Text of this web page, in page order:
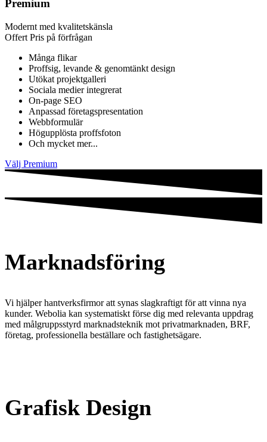
Premium
Modernt med kvalitetskänsla
Offert Pris på förfrågan
Många flikar
Proffsig, levande & genomtänkt design
Utökat projektgalleri
Sociala medier integrerat
On-page SEO
Anpassad företagspresentation
Webbformulär
Högupplösta proffsfoton
Och mycket mer...
Välj Premium
Marknadsföring
Vi hjälper hantverksfirmor att synas slagkraftigt för att vinna nya
kunder. Webolia kan systematiskt förse dig med relevanta uppdrag
med målgruppsstyrd marknadsteknik mot privatmarknaden, BRF,
företag, professionella beställare och fastighetsägare.
Grafisk Design